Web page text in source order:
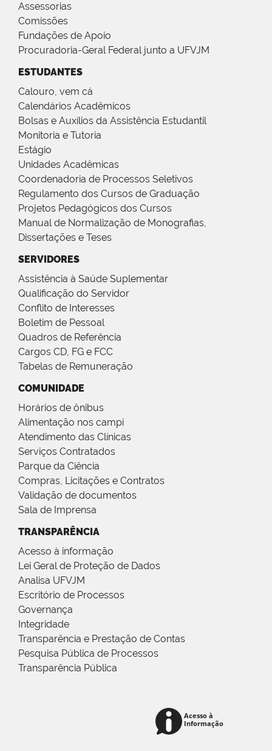
Assessorias
Comissões
Fundações de Apoio
Procuradoria-Geral Federal junto a UFVJM
ESTUDANTES
Calouro, vem cá
Calendários Acadêmicos
Bolsas e Auxílios da Assistência Estudantil
Monitoria e Tutoria
Estágio
Unidades Acadêmicas
Coordenadoria de Processos Seletivos
Regulamento dos Cursos de Graduação
Projetos Pedagógicos dos Cursos
Manual de Normalização de Monografias,
Dissertações e Teses
SERVIDORES
Assistência à Saúde Suplementar
Qualificação do Servidor
Conflito de Interesses
Boletim de Pessoal
Quadros de Referência
Cargos CD, FG e FCC
Tabelas de Remuneração
COMUNIDADE
Horários de ônibus
Alimentação nos campi
Atendimento das Clínicas
Serviços Contratados
Parque da Ciência
Compras, Licitações e Contratos
Validação de documentos
Sala de Imprensa
TRANSPARÊNCIA
Acesso à informação
Lei Geral de Proteção de Dados
Analisa UFVJM
Escritório de Processos
Governança
Integridade
Transparência e Prestação de Contas
Pesquisa Pública de Processos
Transparência Pública